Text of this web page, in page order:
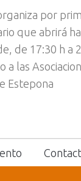
por
que abrirá
de 17:30 h a
a las
Estepona